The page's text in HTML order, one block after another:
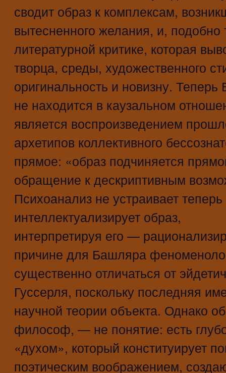
сводит образ к комплексам,
вытесненного желания, и, подобно
литературной критике, которая
творца, среды, художественного
оригинальность и новизну.
не находится в каузальном
является воспроизведением
архетипов коллективного
прямое: «образ подчиняется
обращение к дескриптивным
Психоанализ не устраивает
интеллектуализирует образ,
интерпретируя его —
причине для Башляра
существенно отличаться от
Гуссерля, поскольку последняя
научной теории объекта. Однако
философ, — не понятие: есть
«духом», который конституирует
поэтическим воображением,